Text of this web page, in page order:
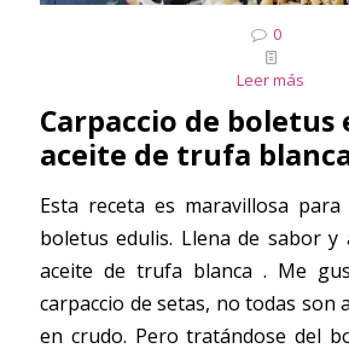
0
Leer más
Carpaccio de boletus
aceite de trufa
Esta receta es maravillosa
boletus edulis. Llena de sabor y
aceite de trufa blanca . Me
carpaccio de setas, no todas son
en crudo. Pero tratándose del